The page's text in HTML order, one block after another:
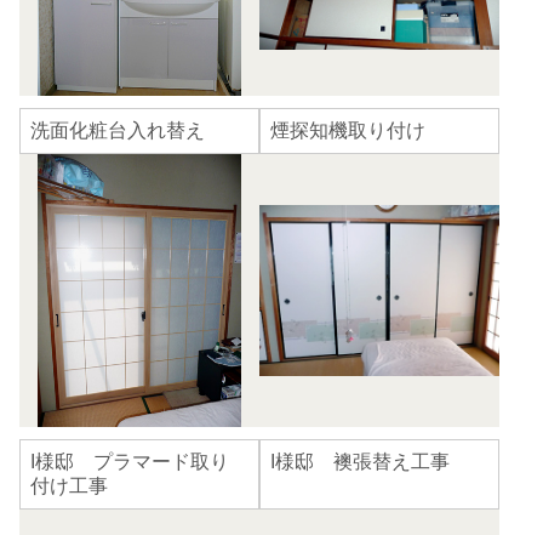
洗面化粧台入れ替え 煙探知機取り付け
I様邸 プラマード取り
付け工事
I様邸 襖張替え工事